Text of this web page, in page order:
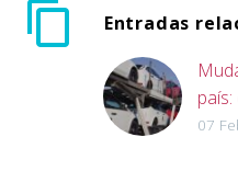
Entradas
07